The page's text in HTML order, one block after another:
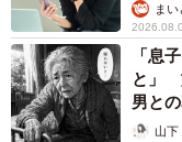
ま
「息
と」
男と
から】
山下